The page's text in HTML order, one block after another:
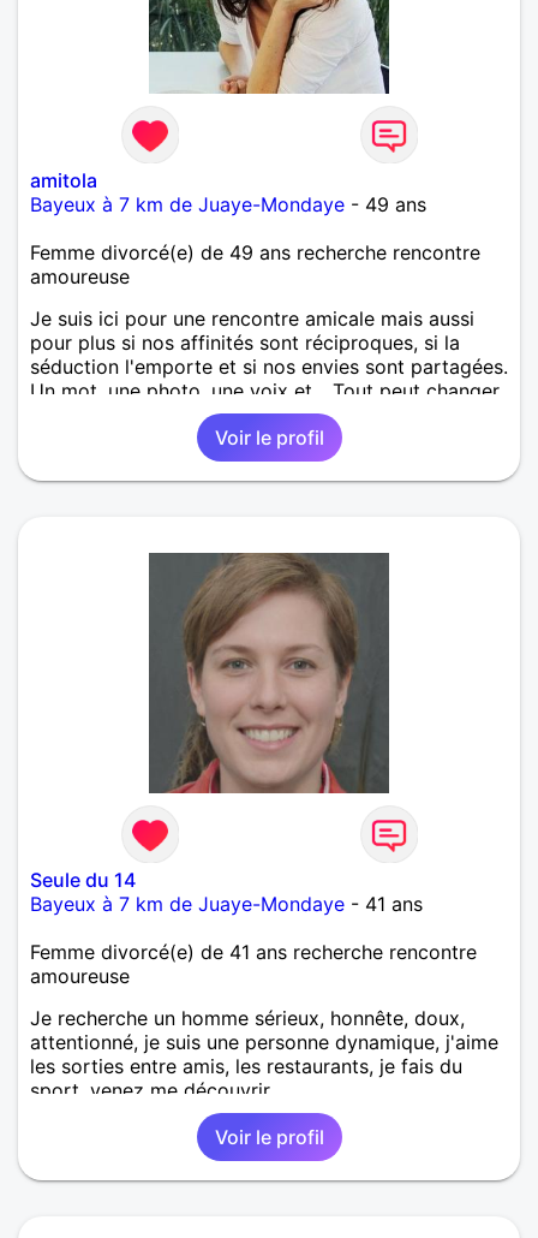
amitola
Bayeux à 7 km de Juaye-Mondaye - 49 ans
Femme divorcé(e) de 49 ans recherche rencontre
amoureuse
Je suis ici pour une rencontre amicale mais aussi
pour plus si nos affinités sont réciproques, si la
séduction l'emporte et si nos envies sont partagées.
Un mot, une photo, une voix et... Tout peut changer
Voir le profil
Seule du 14
Bayeux à 7 km de Juaye-Mondaye - 41 ans
Femme divorcé(e) de 41 ans recherche rencontre
amoureuse
Je recherche un homme sérieux, honnête, doux,
attentionné, je suis une personne dynamique, j'aime
les sorties entre amis, les restaurants, je fais du
sport, venez me découvrir.
Voir le profil